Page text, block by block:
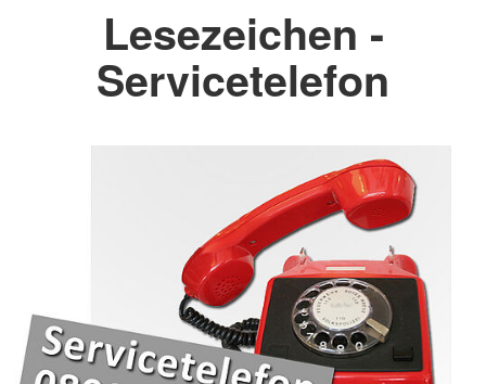
Lesezeichen -
Servicetelefon